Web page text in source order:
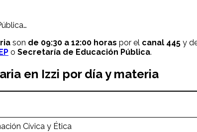
son de 09:30 a 12:00 horas por el canal 445 y
o Secretaría de Educación Pública.
en Izzi por día y materia
Cívica y Ética